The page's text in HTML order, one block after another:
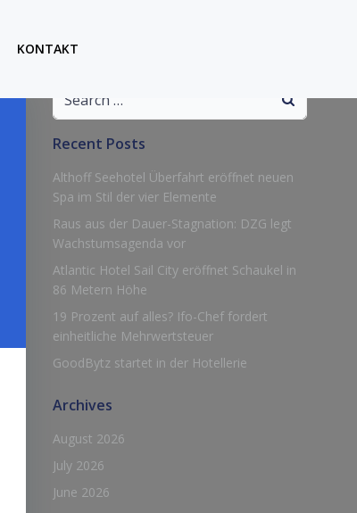
KONTAKT
for:
Recent Posts
Althoff Seehotel Überfahrt eröffnet neuen
Spa im Stil der vier Elemente
Raus aus der Dauer-Stagnation: DZG legt
Wachstumsagenda vor
Atlantic Hotel Sail City eröffnet Schaukel in
86 Metern Höhe
19 Prozent auf alles? Ifo-Chef fordert
einheitliche Mehrwertsteuer
GoodBytz startet in der Hotellerie
Archives
August 2026
July 2026
June 2026